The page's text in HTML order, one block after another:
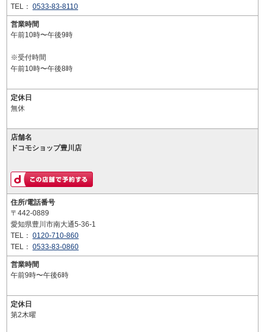
TEL： 0533-83-8110
営業時間
午前10時〜午後9時
※受付時間
午前10時〜午後8時
定休日
無休
店舗名
ドコモショップ豊川店
住所/電話番号
〒442-0889
愛知県豊川市南大通5-36-1
TEL： 0120-710-860
TEL： 0533-83-0860
営業時間
午前9時〜午後6時
定休日
第2木曜